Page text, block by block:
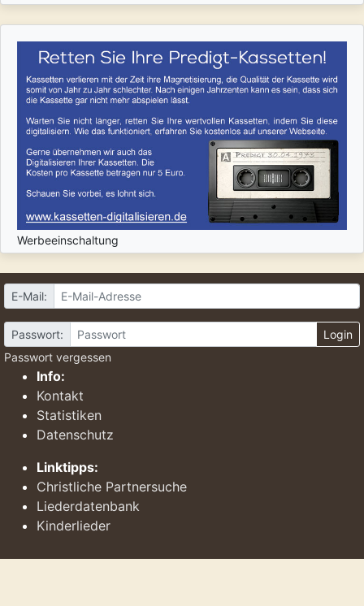
Werbeeinschaltung
E-Mail:
Passwort:
Login
Passwort vergessen
Info:
Kontakt
Statistiken
Datenschutz
Linktipps:
Christliche Partnersuche
Liederdatenbank
Kinderlieder